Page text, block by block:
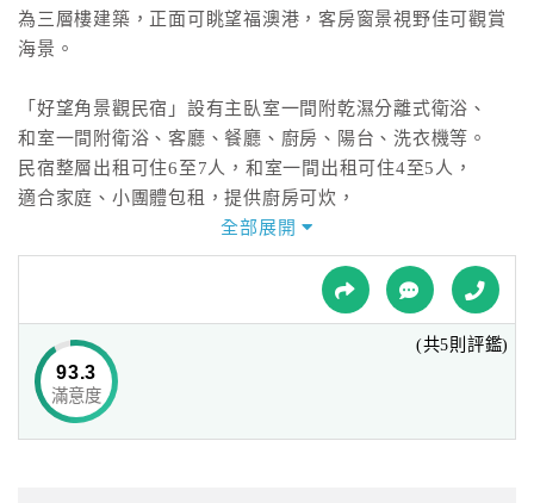
特
民
宿
球
網
為三層樓建築，正面可眺望福澳港，客房窗景視野佳可觀賞
海景。
「好望角景觀民宿」設有主臥室一間附乾濕分離式衛浴、
和室一間附衛浴、客廳、餐廳、廚房、陽台、洗衣機等。
民宿整層出租可住6至7人，和室一間出租可住4至5人，
適合家庭、小團體包租，提供廚房可炊，
陽台可洗曬衣服，整層出租很有居家渡假的感覺。
「好望角景觀民宿」設有高速上網提供電腦及液晶瑩幕，房
福沃村內商店林立，有餐廳、小吃店、早餐店、素食店、
網咖等，福澳港設有7-11便利商店購物非常方便。
（連江縣合法民宿編號023號）
全部展開
93.3
滿意度
(共5則評鑑)